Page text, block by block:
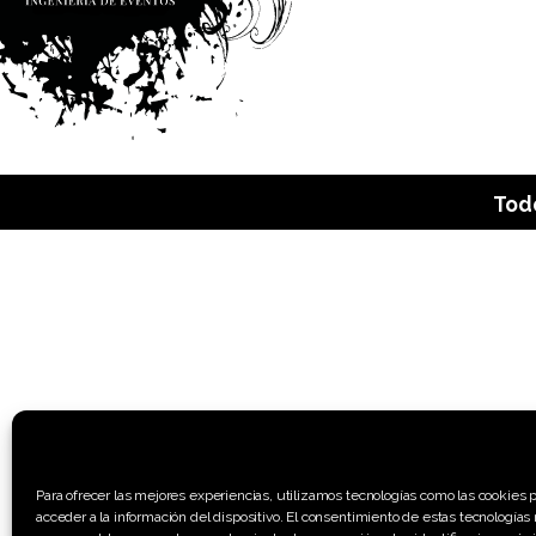
Para ofrecer las mejores experiencias, utilizamos tecnologías como las cookies
acceder a la información del dispositivo. El consentimiento de estas tecnologías